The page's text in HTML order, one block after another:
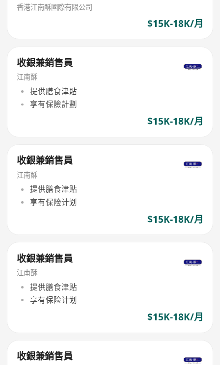
香港江南酥國際有限公司
$15K-18K/月
收銀兼銷售員
江南酥
提供膳食津貼
享有保險計劃
$15K-18K/月
收銀兼銷售員
江南酥
提供膳食津贴
享有保险计划
$15K-18K/月
收銀兼銷售員
江南酥
提供膳食津贴
享有保险计划
$15K-18K/月
收銀兼銷售員